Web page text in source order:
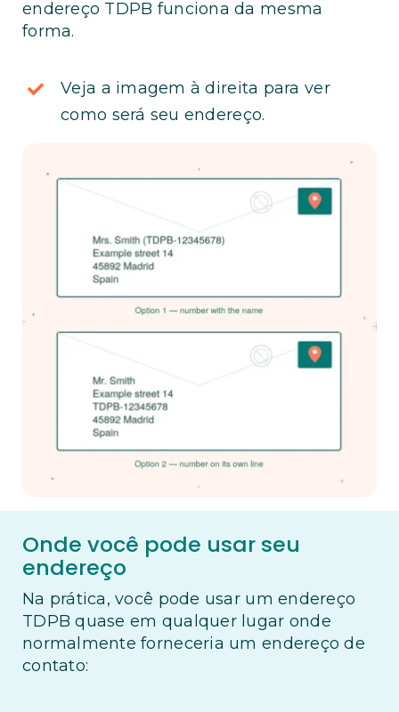
endereço TDPB funciona da mesma
forma.
Veja a imagem à direita para ver
como será seu endereço.
Onde você pode usar seu
endereço
Na prática, você pode usar um endereço
TDPB quase em qualquer lugar onde
normalmente forneceria um endereço de
contato: